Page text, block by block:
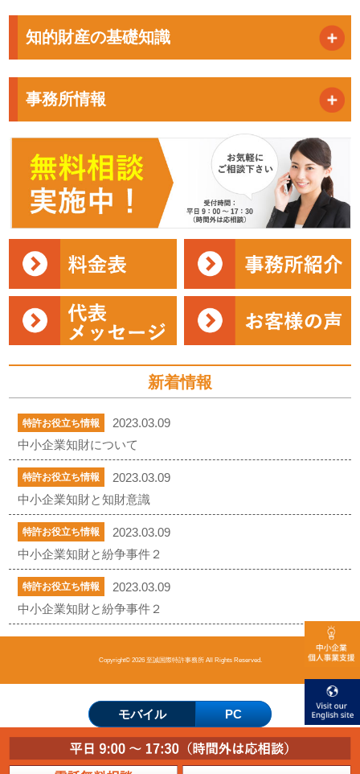
知的財産の基礎知識
事務所情報
新着情報
特許お役立ち情報
2023.03.09
中小企業知財について
特許お役立ち情報
2023.03.09
中小企業知財と知財意識
特許お役立ち情報
2023.03.09
中小企業知財と紛争事件２
特許お役立ち情報
2023.03.09
中小企業知財と紛争事件２
Copyright© 2026 至誠国際特許事務所 All Rights Reserved.
モバイル PC